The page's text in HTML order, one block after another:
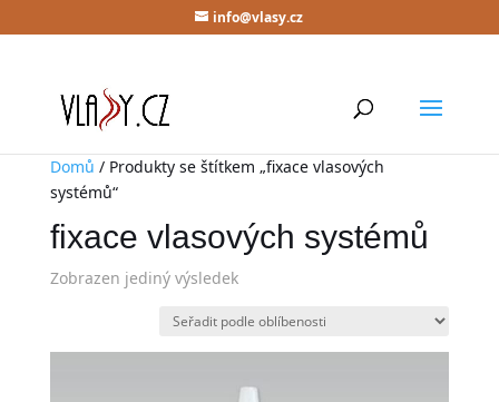
info@vlasy.cz
Domů / Produkty se štítkem „fixace vlasových
systémů“
fixace vlasových systémů
Zobrazen jediný výsledek